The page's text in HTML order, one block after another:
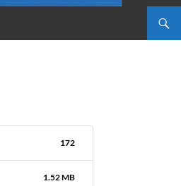
172
1.52 MB